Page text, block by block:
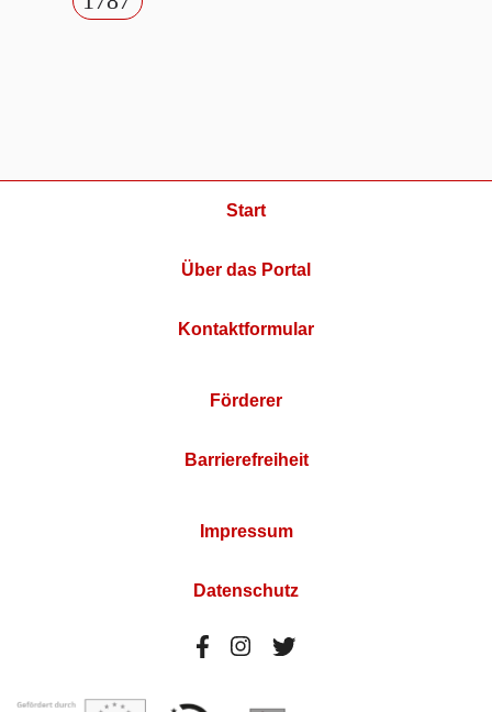
Start
Über das Portal
Kontaktformular
Förderer
Barrierefreiheit
Impressum
Datenschutz